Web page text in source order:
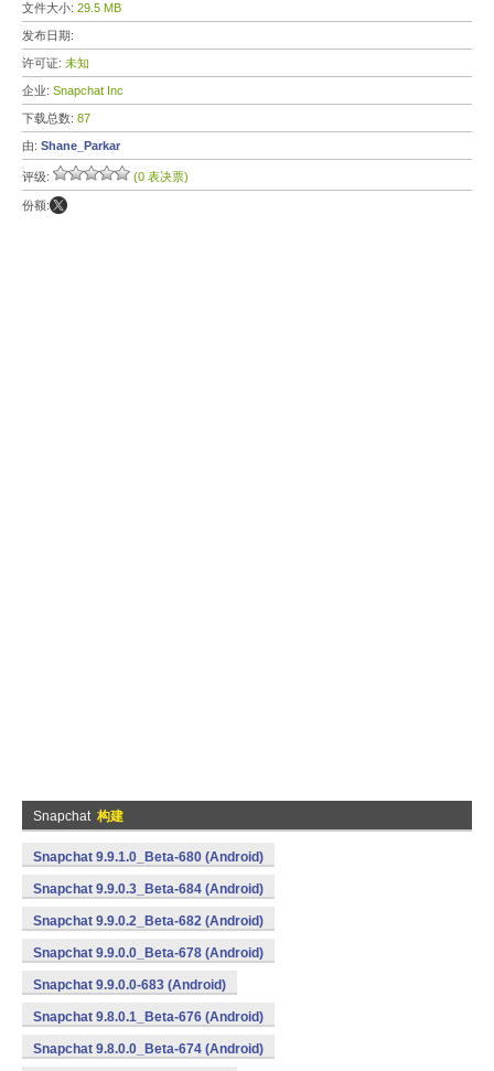
文件大小: 29.5 MB
发布日期:
许可证: 未知
企业: Snapchat Inc
下载总数: 87
由: Shane_Parkar
评级: (0 表决票)
份额:
Snapchat 构建
Snapchat 9.9.1.0_Beta-680 (Android)
Snapchat 9.9.0.3_Beta-684 (Android)
Snapchat 9.9.0.2_Beta-682 (Android)
Snapchat 9.9.0.0_Beta-678 (Android)
Snapchat 9.9.0.0-683 (Android)
Snapchat 9.8.0.1_Beta-676 (Android)
Snapchat 9.8.0.0_Beta-674 (Android)